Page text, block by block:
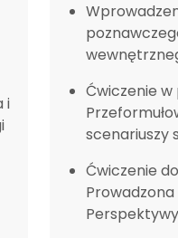
i
Ćwiczenie
scenariuszy
Ćwiczenie